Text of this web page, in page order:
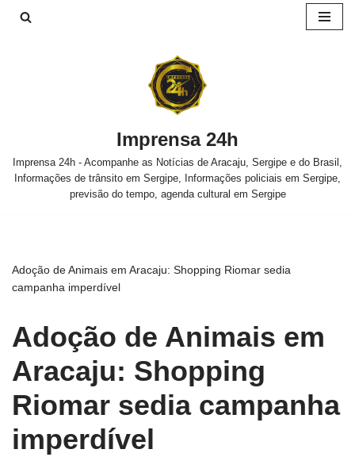
Imprensa 24h
Imprensa 24h - Acompanhe as Notícias de Aracaju, Sergipe e do Brasil,
Informações de trânsito em Sergipe, Informações policiais em Sergipe,
previsão do tempo, agenda cultural em Sergipe
Adoção de Animais em Aracaju: Shopping Riomar sedia
campanha imperdível
Adoção de Animais em
Aracaju: Shopping
Riomar sedia campanha
imperdível